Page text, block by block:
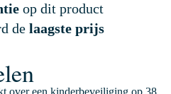
op dit product
de laagste prijs
over een kinderbeveiliging op 38